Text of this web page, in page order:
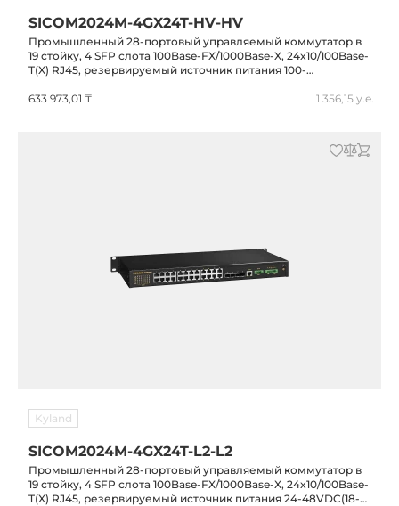
SICOM2024M-4GX24T-HV-HV
Промышленный 28-портовый управляемый коммутатор в
19 стойку, 4 SFP слота 100Base-FX/1000Base-X, 24x10/100Base-
T(X) RJ45, резервируемый источник питания 100-
633 973,01 ₸
1 356,15 у.е.
Kyland
SICOM2024M-4GX24T-L2-L2
Промышленный 28-портовый управляемый коммутатор в
19 стойку, 4 SFP слота 100Base-FX/1000Base-X, 24x10/100Base-
T(X) RJ45, резервируемый источник питания 24-48VDC(18-